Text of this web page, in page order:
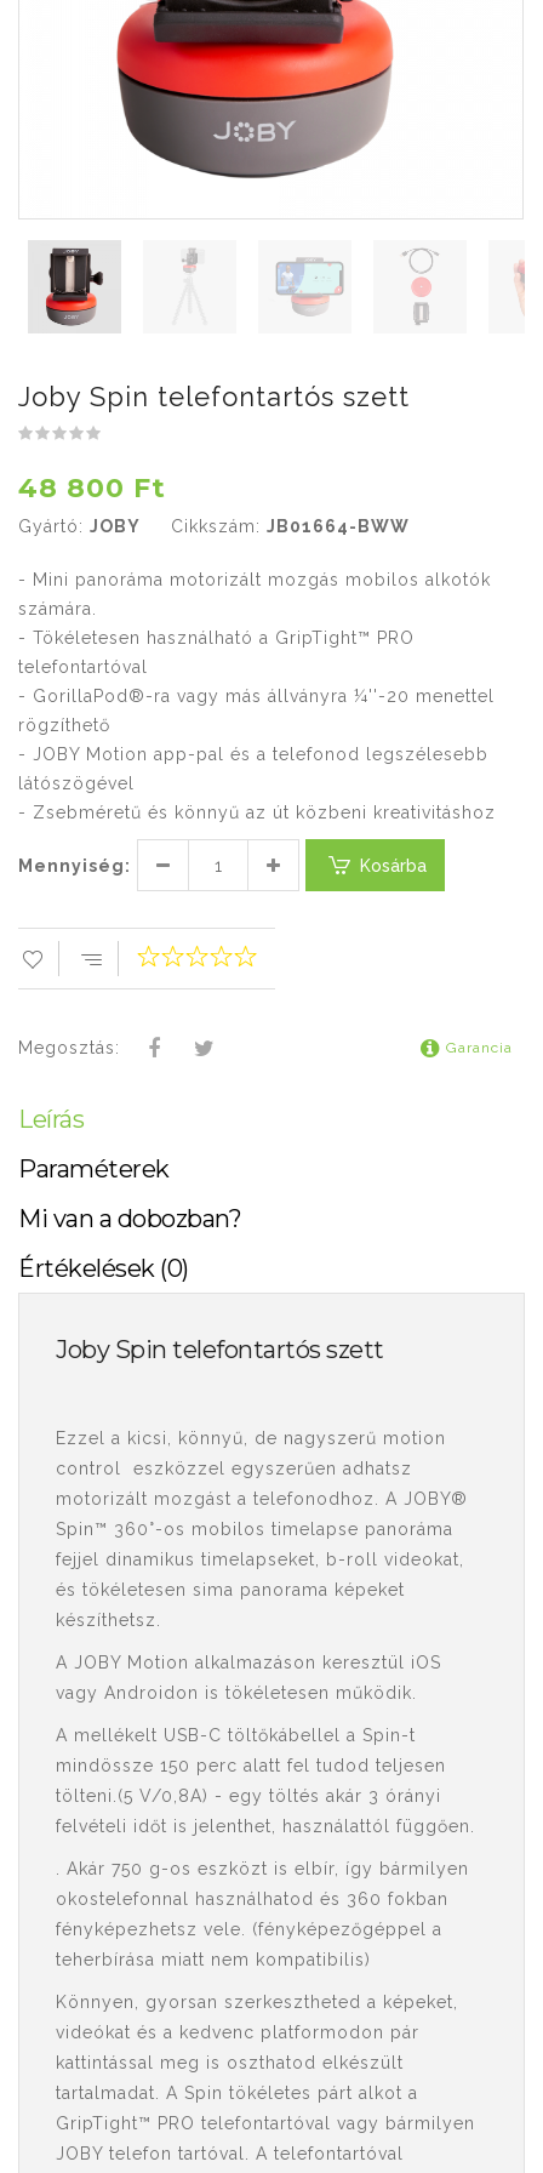
Joby Spin telefontartós szett
48 800 Ft
Gyártó: JOBY Cikkszám: JB01664-BWW
- Mini panoráma motorizált mozgás mobilos alkotók
számára.
- Tökéletesen használható a GripTight™ PRO
telefontartóval
- GorillaPod®-ra vagy más állványra ¼''-20 menettel
rögzíthető
- JOBY Motion app-pal és a telefonod legszélesebb
látószögével
- Zsebméretű és könnyű az út közbeni kreativitáshoz
Mennyiség: Kosárba
Megosztás: Garancia
Leírás
Paraméterek
Mi van a dobozban?
Értékelések (0)
Joby Spin telefontartós szett
Ezzel a kicsi, könnyű, de nagyszerű motion
control eszközzel egyszerűen adhatsz
motorizált mozgást a telefonodhoz. A JOBY®
Spin™ 360°-os mobilos timelapse panoráma
fejjel dinamikus timelapseket, b-roll videokat,
és tökéletesen sima panorama képeket
készíthetsz.
A JOBY Motion alkalmazáson keresztül iOS
vagy Androidon is tökéletesen működik.
A mellékelt USB-C töltőkábellel a Spin-t
mindössze 150 perc alatt fel tudod teljesen
tölteni.(5 V/0,8A) - egy töltés akár 3 órányi
felvételi időt is jelenthet, használattól függően.
. Akár 750 g-os eszközt is elbír, így bármilyen
okostelefonnal használhatod és 360 fokban
fényképezhetsz vele. (fényképezőgéppel a
teherbírása miatt nem kompatibilis)
Könnyen, gyorsan szerkesztheted a képeket,
videókat és a kedvenc platformodon pár
kattintással meg is oszthatod elkészült
tartalmadat. A Spin tökéletes párt alkot a
GripTight™ PRO telefontartóval vagy bármilyen
JOBY telefon tartóval. A telefontartóval